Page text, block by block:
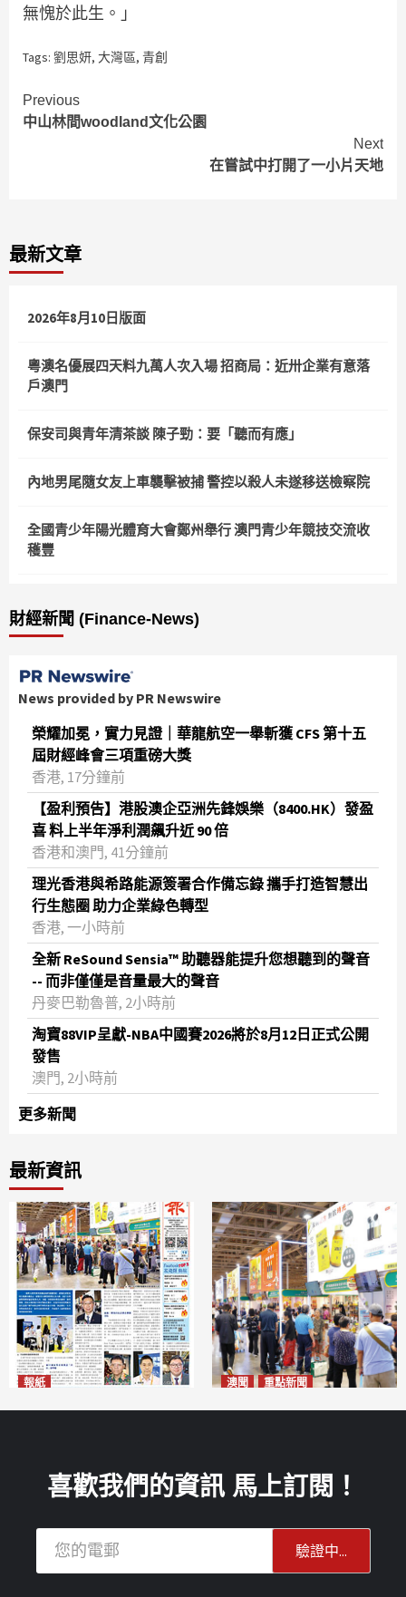
無愧於此生。」
Tags: 劉思妍, 大灣區, 青創
Continue
Reading
Previous
中山林間woodland文化公園
Next
在嘗試中打開了一小片天地
最新文章
2026年8月10日版面
粵澳名優展四天料九萬人次入場 招商局：近卅企業有意落
戶澳門
保安司與青年清茶談 陳子勁：要「聽而有應」
內地男尾隨女友上車襲擊被捕 警控以殺人未遂移送檢察院
全國青少年陽光體育大會鄭州舉行 澳門青少年競技交流收
穫豐
財經新聞 (Finance-News)
News provided by PR Newswire
榮耀加冕，實力見證｜華龍航空一舉斬獲 CFS 第十五
屆財經峰會三項重磅大獎
香港, 17分鐘前
【盈利預告】港股澳企亞洲先鋒娛樂（8400.HK）發盈
喜 料上半年淨利潤飆升近 90 倍
香港和澳門, 41分鐘前
理光香港與希路能源簽署合作備忘錄 攜手打造智慧出
行生態圈 助力企業綠色轉型
香港, 一小時前
全新 ReSound Sensia™ 助聽器能提升您想聽到的聲音
-- 而非僅僅是音量最大的聲音
丹麥巴勒魯普, 2小時前
淘寶88VIP呈獻-NBA中國賽2026將於8月12日正式公開
發售
澳門, 2小時前
更多新聞
最新資訊
報紙 澳聞 重點新聞
2026-08-10
喜歡我們的資訊 馬上訂閱！